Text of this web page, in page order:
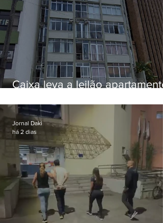
Caixa leva a leilão apartamento
Botafogo
Jornal Daki
há 2 dias